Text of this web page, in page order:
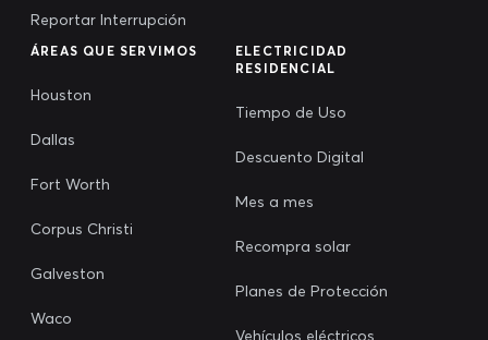
Reportar Interrupción
ÁREAS QUE SERVIMOS
Houston
Dallas
Fort Worth
Corpus Christi
Galveston
Waco
ELECTRICIDAD
RESIDENCIAL
Tiempo de Uso
Descuento Digital
Mes a mes
Recompra solar
Planes de Protección
Vehículos eléctricos